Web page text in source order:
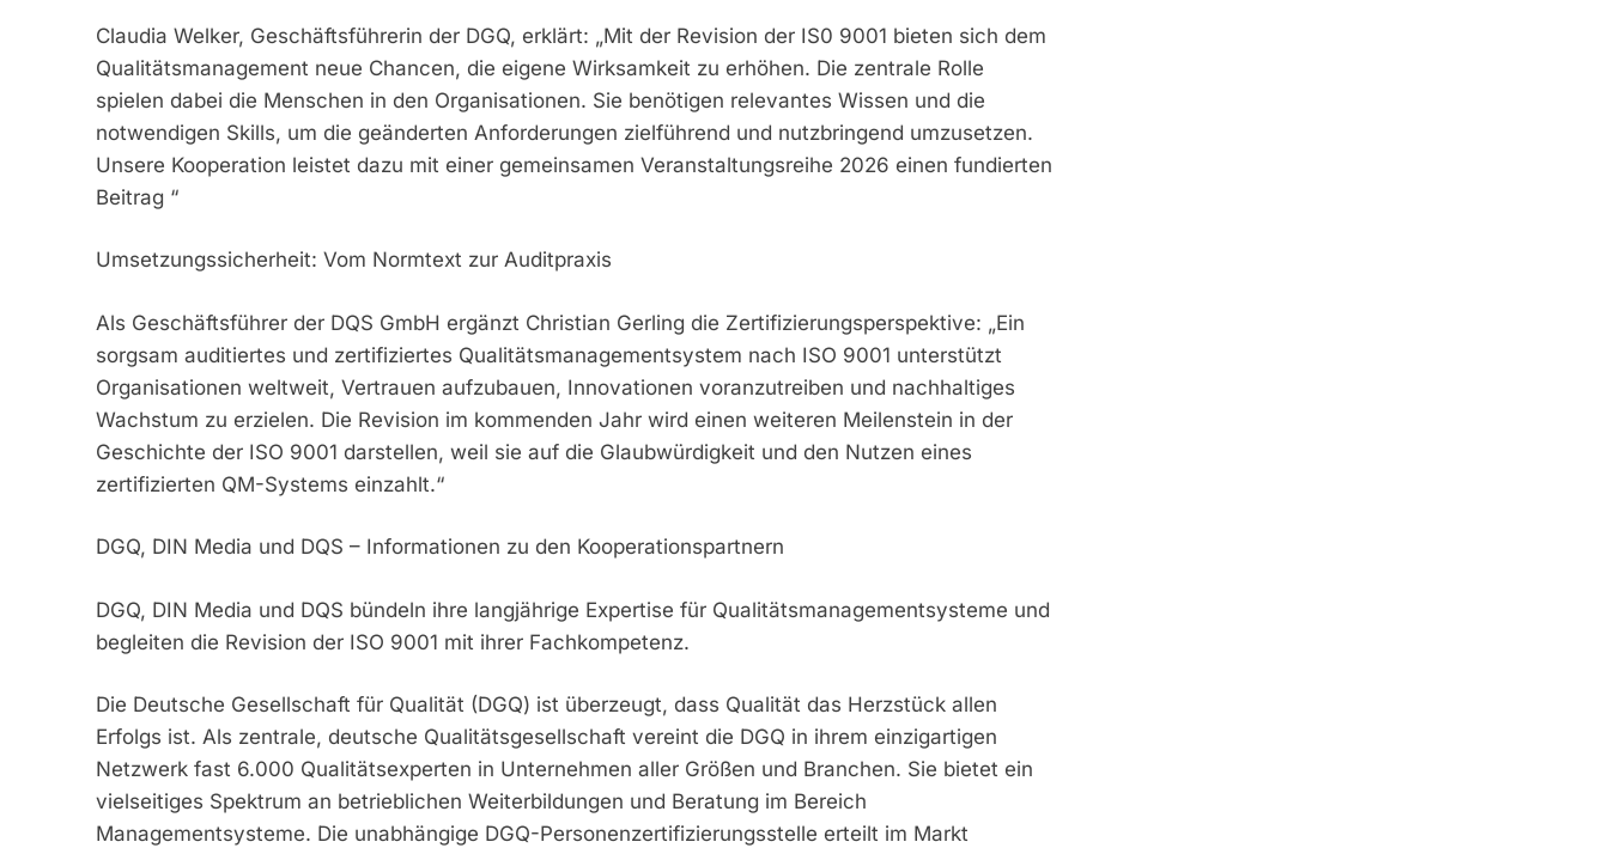
Claudia Welker, Geschäftsführerin der DGQ, erklärt: „Mit der Revision der IS0 9001 bieten sich dem
Qualitätsmanagement neue Chancen, die eigene Wirksamkeit zu erhöhen. Die zentrale Rolle
spielen dabei die Menschen in den Organisationen. Sie benötigen relevantes Wissen und die
notwendigen Skills, um die geänderten Anforderungen zielführend und nutzbringend umzusetzen.
Unsere Kooperation leistet dazu mit einer gemeinsamen Veranstaltungsreihe 2026 einen fundierten
Beitrag “
Umsetzungssicherheit: Vom Normtext zur Auditpraxis
Als Geschäftsführer der DQS GmbH ergänzt Christian Gerling die Zertifizierungsperspektive: „Ein
sorgsam auditiertes und zertifiziertes Qualitätsmanagementsystem nach ISO 9001 unterstützt
Organisationen weltweit, Vertrauen aufzubauen, Innovationen voranzutreiben und nachhaltiges
Wachstum zu erzielen. Die Revision im kommenden Jahr wird einen weiteren Meilenstein in der
Geschichte der ISO 9001 darstellen, weil sie auf die Glaubwürdigkeit und den Nutzen eines
zertifizierten QM-Systems einzahlt.“
DGQ, DIN Media und DQS – Informationen zu den Kooperationspartnern
DGQ, DIN Media und DQS bündeln ihre langjährige Expertise für Qualitätsmanagementsysteme und
begleiten die Revision der ISO 9001 mit ihrer Fachkompetenz.
Die Deutsche Gesellschaft für Qualität (DGQ) ist überzeugt, dass Qualität das Herzstück allen
Erfolgs ist. Als zentrale, deutsche Qualitätsgesellschaft vereint die DGQ in ihrem einzigartigen
Netzwerk fast 6.000 Qualitätsexperten in Unternehmen aller Größen und Branchen. Sie bietet ein
vielseitiges Spektrum an betrieblichen Weiterbildungen und Beratung im Bereich
Managementsysteme. Die unabhängige DGQ-Personenzertifizierungsstelle erteilt im Markt